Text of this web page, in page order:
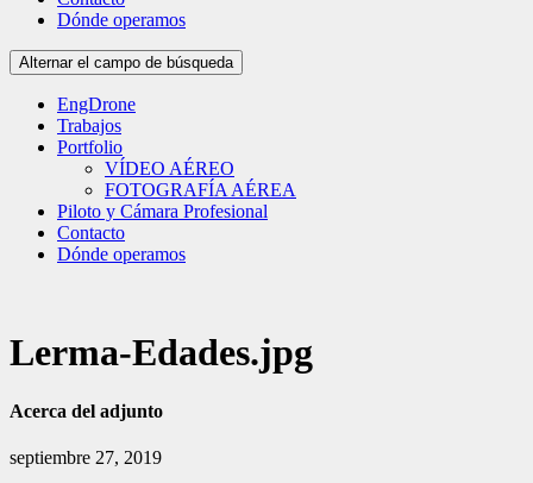
Dónde operamos
Alternar el campo de búsqueda
EngDrone
Trabajos
Portfolio
VÍDEO AÉREO
FOTOGRAFÍA AÉREA
Piloto y Cámara Profesional
Contacto
Dónde operamos
Lerma-Edades.jpg
Acerca del adjunto
septiembre 27, 2019